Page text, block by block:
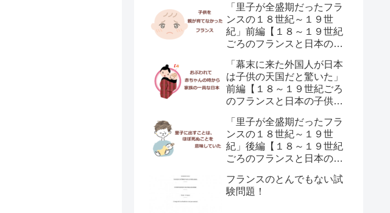
「里子が全盛期だったフラ
ンスの１８世紀～１９世
紀」前編【１８～１９世紀
ごろのフランスと日本の子
「幕末に来た外国人が日本
は子供の天国だと驚いた」
前編【１８～１９世紀ごろ
のフランスと日本の子供の
「里子が全盛期だったフラ
ンスの１８世紀～１９世
紀」後編【１８～１９世紀
ごろのフランスと日本の子
フランスのとんでもない試
験問題！